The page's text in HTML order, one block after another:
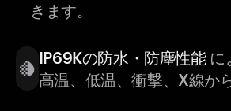
きます。
IP69Kの防水・防塵性能に
高温、低温、衝撃、X線か